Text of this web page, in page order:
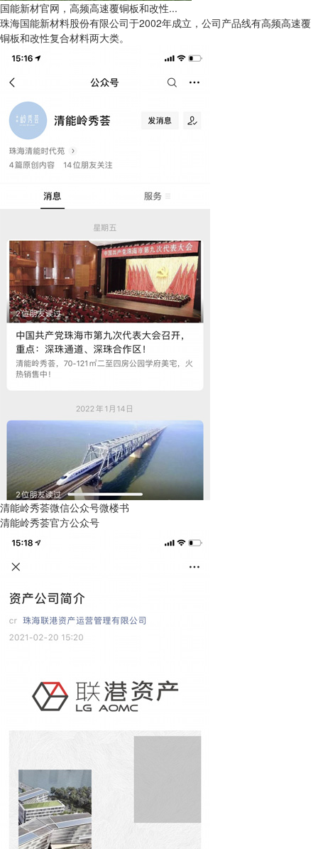
国能新材官网，高频高速覆铜板和改性...
珠海国能新材料股份有限公司于2002年成立，公司产品线有高频高速覆
铜板和改性复合材料两大类。
清能岭秀荟微信公众号微楼书
清能岭秀荟官方公众号